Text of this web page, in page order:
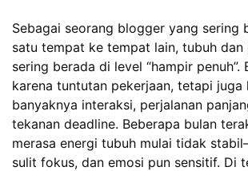
Sebagai seorang blogger yang sering
satu tempat ke tempat lain, tubuh dan
sering berada di level “hampir penuh”.
karena tuntutan pekerjaan, tetapi juga
banyaknya interaksi, perjalanan
tekanan deadline. Beberapa bulan
merasa energi tubuh mulai tidak
sulit fokus, dan emosi pun sensitif. Di